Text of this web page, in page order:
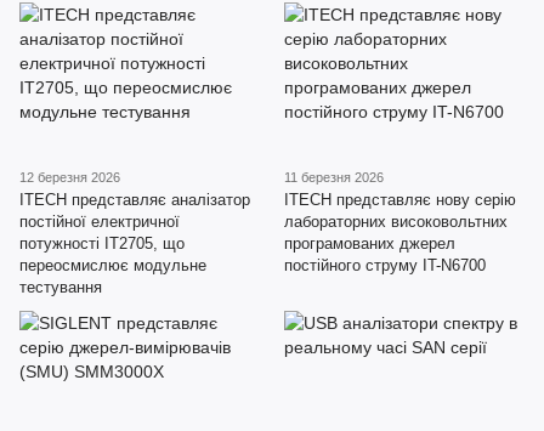
12 березня 2026
ITECH представляє аналізатор
постійної електричної
потужності IT2705, що
переосмислює модульне
тестування
11 березня 2026
ITECH представляє нову серію
лабораторних високовольтних
програмованих джерел
постійного струму IT-N6700